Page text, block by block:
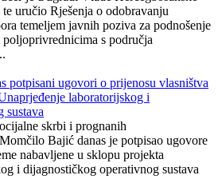
uručio Rješenja o odobravanju
temeljem javnih poziva za podnošenje
s područja
potpisani ugovori o prijenosu vlasništva
laboratorijskog i
sustava
skrbi i prognanih
Bajić danas je potpisao ugovore
nabavljene u sklopu projekta
i dijagnostičkog operativnog sustava